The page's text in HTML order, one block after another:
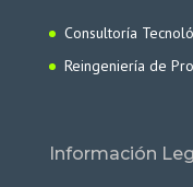
Consultoría
Reingeniería de
Información